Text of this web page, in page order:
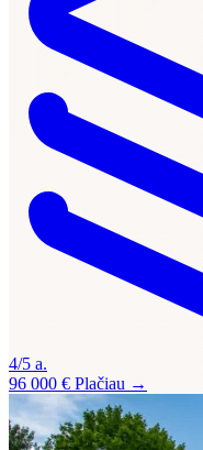
4/5 a.
96 000 € Plačiau →